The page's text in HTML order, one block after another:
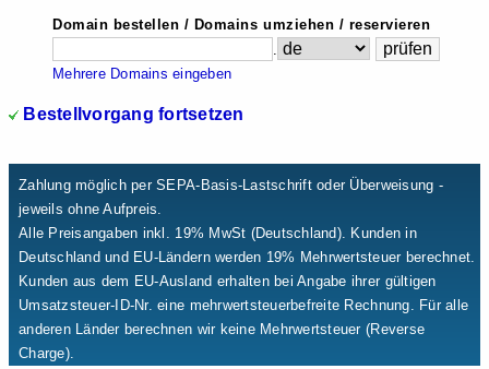
Domain bestellen / Domains umziehen / reservieren
.
Mehrere Domains eingeben
Bestellvorgang fortsetzen
Zahlung möglich per SEPA-Basis-Lastschrift oder Überweisung -
jeweils ohne Aufpreis.
Alle Preisangaben inkl. 19% MwSt (Deutschland). Kunden in
Deutschland und EU-Ländern werden 19% Mehrwertsteuer berechnet.
Kunden aus dem EU-Ausland erhalten bei Angabe ihrer gültigen
Umsatzsteuer-ID-Nr. eine mehrwertsteuerbefreite Rechnung. Für alle
anderen Länder berechnen wir keine Mehrwertsteuer (Reverse
Charge).